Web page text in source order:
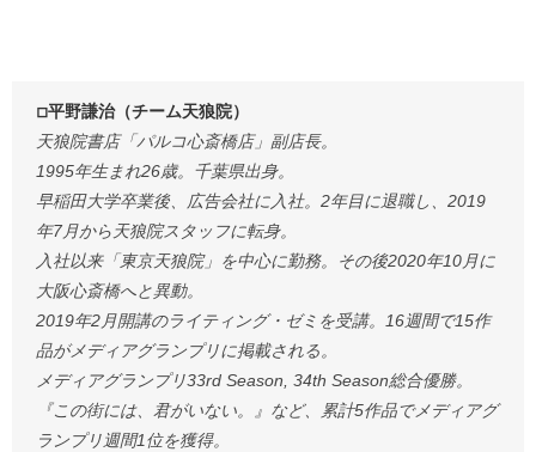
◽︎平野謙治（チーム天狼院）
天狼院書店「パルコ心斎橋店」副店長。
1995年生まれ26歳。千葉県出身。
早稲田大学卒業後、広告会社に入社。2年目に退職し、2019
年7月から天狼院スタッフに転身。
入社以来「東京天狼院」を中心に勤務。その後2020年10月に
大阪心斎橋へと異動。
2019年2月開講のライティング・ゼミを受講。16週間で15作
品がメディアグランプリに掲載される。
メディアグランプリ33rd Season, 34th Season総合優勝。
『この街には、君がいない。』など、累計5作品でメディアグ
ランプリ週間1位を獲得。